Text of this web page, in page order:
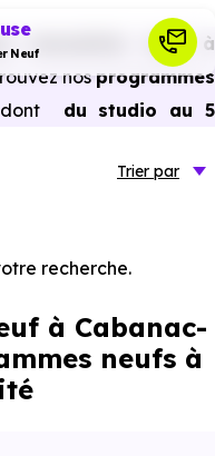
Neufimmobilier neuf à
nos programmes
du studio au 5
, vous pouvez aussi
réduits, bonnes
constructeur, etc.
Trier par
recherche.
à Cabanac-
neufs à